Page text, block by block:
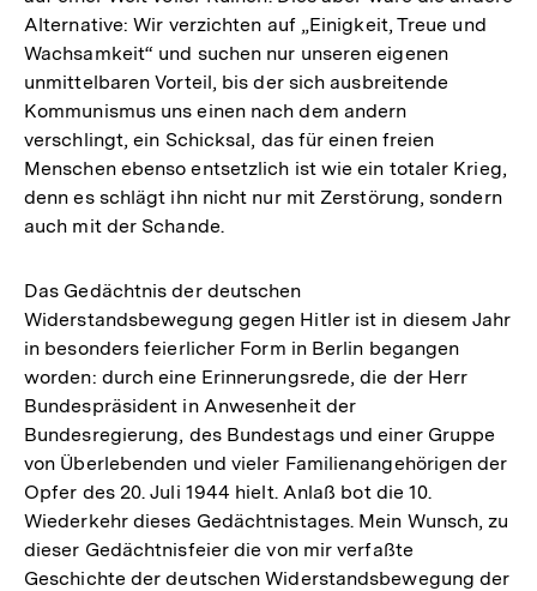
Alternative: Wir verzichten auf „Einigkeit, Treue und
Wachsamkeit“ und suchen nur unseren eigenen
unmittelbaren Vorteil, bis der sich ausbreitende
Kommunismus uns einen nach dem andern
verschlingt, ein Schicksal, das für einen freien
Menschen ebenso entsetzlich ist wie ein totaler Krieg,
denn es schlägt ihn nicht nur mit Zerstörung, sondern
auch mit der Schande.
Das Gedächtnis der deutschen
Widerstandsbewegung gegen Hitler ist in diesem Jahr
in besonders feierlicher Form in Berlin begangen
worden: durch eine Erinnerungsrede, die der Herr
Bundespräsident in Anwesenheit der
Bundesregierung, des Bundestags und einer Gruppe
von Überlebenden und vieler Familienangehörigen der
Opfer des 20. Juli 1944 hielt. Anlaß bot die 10.
Wiederkehr dieses Gedächtnistages. Mein Wunsch, zu
dieser Gedächtnisfeier die von mir verfaßte
Geschichte der deutschen Widerstandsbewegung der